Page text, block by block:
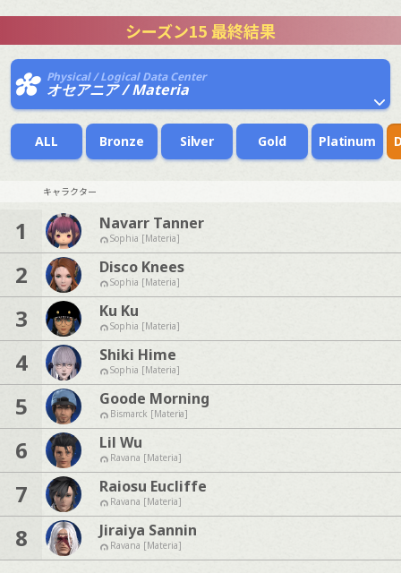
シーズン15 最終結果
Physical / Logical Data Center
オセアニア / Materia
ALL Bronze Silver Gold Platinum
キャラクター
1 Navarr Tanner
Sophia [Materia]
2 Disco Knees
Sophia [Materia]
3 Ku Ku
Sophia [Materia]
4 Shiki Hime
Sophia [Materia]
5 Goode Morning
Bismarck [Materia]
6 Lil Wu
Ravana [Materia]
7 Raiosu Eucliffe
Ravana [Materia]
8 Jiraiya Sannin
Ravana [Materia]